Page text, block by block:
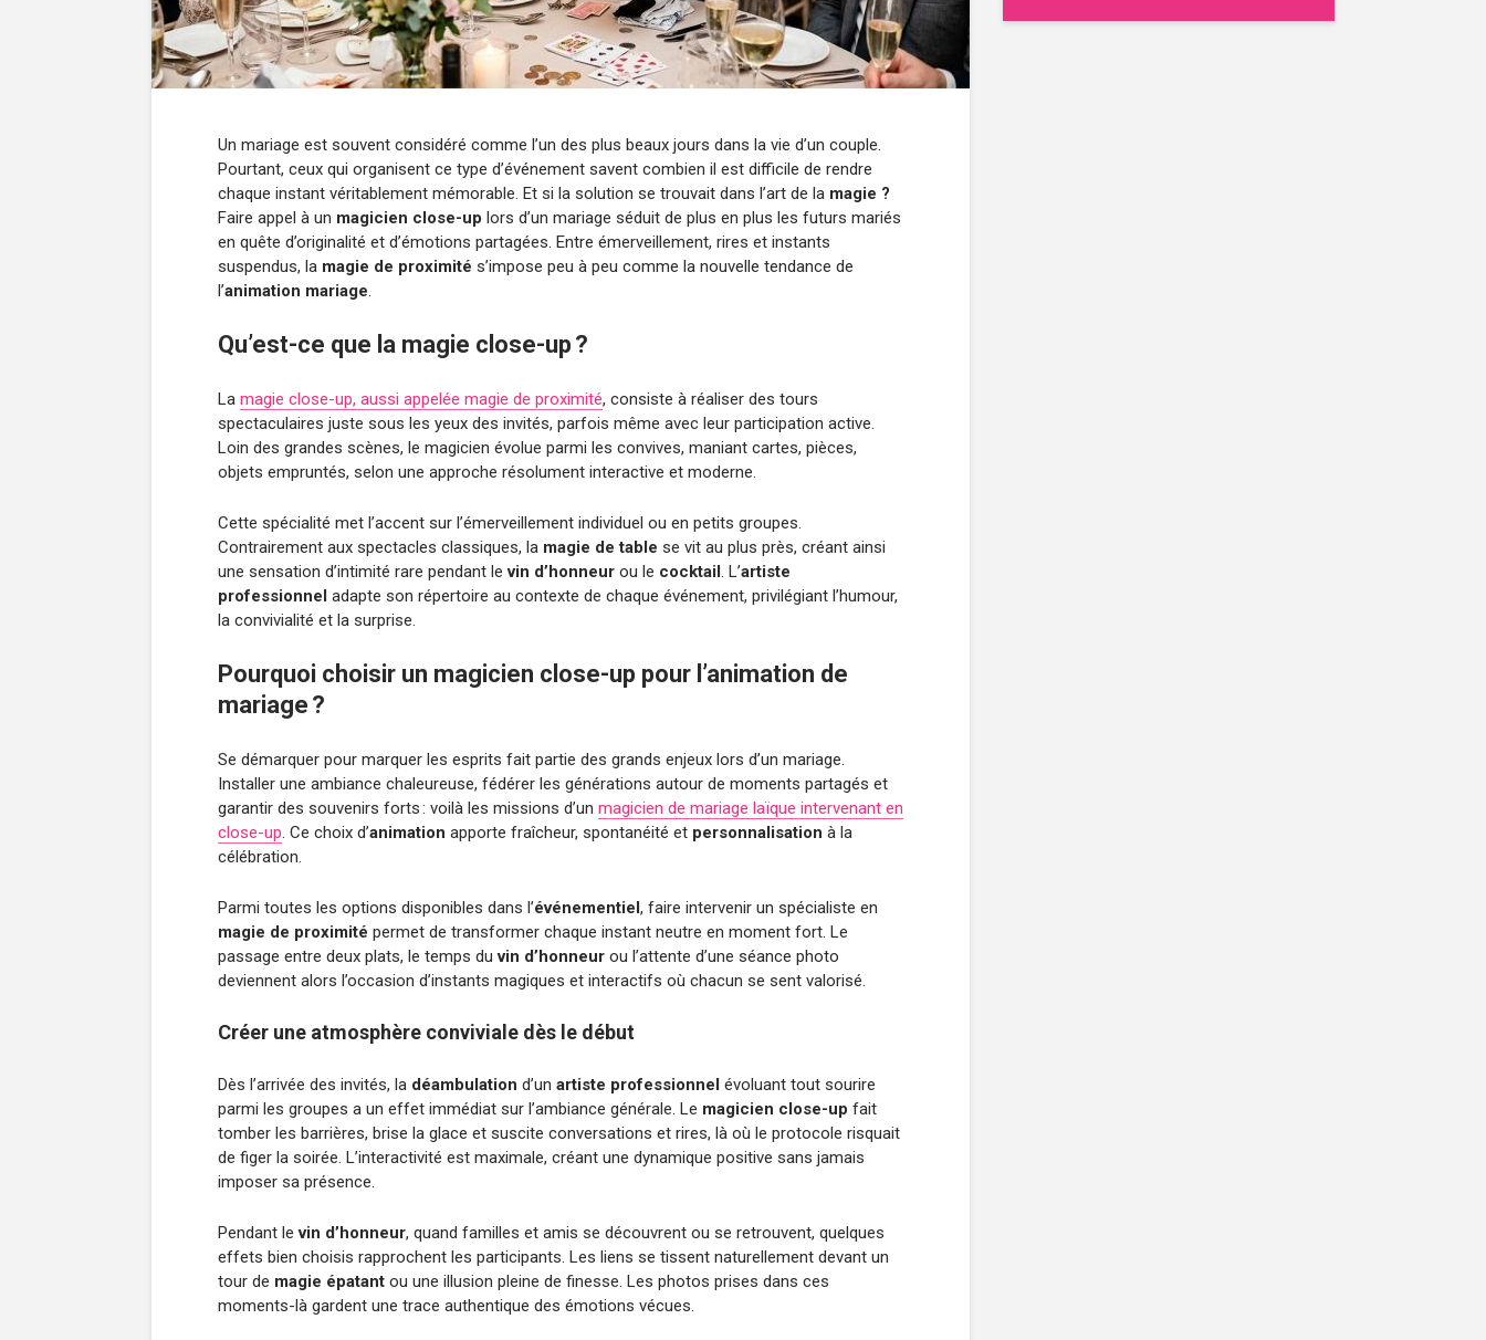
Un mariage est souvent considéré comme l’un des plus beaux jours dans la vie d’un couple.
Pourtant, ceux qui organisent ce type d’événement savent combien il est difficile de rendre
chaque instant véritablement mémorable. Et si la solution se trouvait dans l’art de la magie ?
Faire appel à un magicien close-up lors d’un mariage séduit de plus en plus les futurs mariés
en quête d’originalité et d’émotions partagées. Entre émerveillement, rires et instants
suspendus, la magie de proximité s’impose peu à peu comme la nouvelle tendance de
l’animation mariage.
Qu’est-ce que la magie close-up ?
La magie close-up, aussi appelée magie de proximité, consiste à réaliser des tours
spectaculaires juste sous les yeux des invités, parfois même avec leur participation active.
Loin des grandes scènes, le magicien évolue parmi les convives, maniant cartes, pièces,
objets empruntés, selon une approche résolument interactive et moderne.
Cette spécialité met l’accent sur l’émerveillement individuel ou en petits groupes.
Contrairement aux spectacles classiques, la magie de table se vit au plus près, créant ainsi
une sensation d’intimité rare pendant levin d’honneur ou le cocktail. L’artiste
professionnel adapte son répertoire au contexte de chaque événement, privilégiant l’humour,
la convivialité et la surprise.
Pourquoi choisir un magicien close-up pour l’animation de
mariage ?
Se démarquer pour marquer les esprits fait partie des grands enjeux lors d’un mariage.
Installer une ambiance chaleureuse, fédérer les générations autour de moments partagés et
garantir des souvenirs forts : voilà les missions d’un magicien de mariage laïque intervenant en
close-up. Ce choix d’animation apporte fraîcheur, spontanéité et personnalisation à la
célébration.
Parmi toutes les options disponibles dans l’événementiel, faire intervenir un spécialiste en
magie de proximité permet de transformer chaque instant neutre en moment fort. Le
passage entre deux plats, le temps duvin d’honneur ou l’attente d’une séance photo
deviennent alors l’occasion d’instants magiques et interactifs où chacun se sent valorisé.
Créer une atmosphère conviviale dès le début
Dès l’arrivée des invités, la déambulation d’un artiste professionnel évoluant tout sourire
parmi les groupes a un effet immédiat sur l’ambiance générale. Le magicien close-up fait
tomber les barrières, brise la glace et suscite conversations et rires, là où le protocole risquait
de figer la soirée. L’interactivité est maximale, créant une dynamique positive sans jamais
imposer sa présence.
Pendant levin d’honneur, quand familles et amis se découvrent ou se retrouvent, quelques
effets bien choisis rapprochent les participants. Les liens se tissent naturellement devant un
tour de magie épatant ou une illusion pleine de finesse. Les photos prises dans ces
moments-là gardent une trace authentique des émotions vécues.